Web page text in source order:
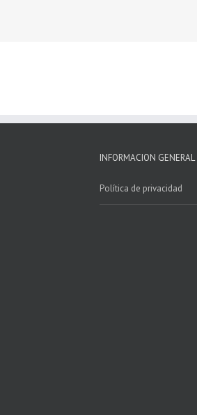
INFORMACION GENERAL
Política de privacidad